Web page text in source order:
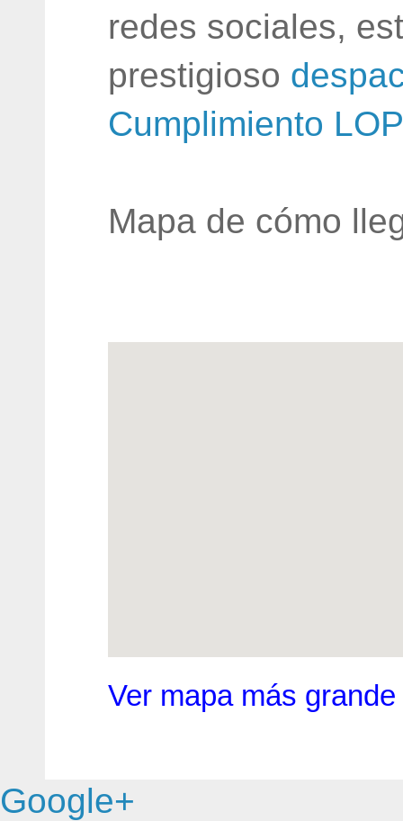
redes sociales,
prestigioso
Cumplimiento
Mapa de cómo
Ver mapa más grande
Google+